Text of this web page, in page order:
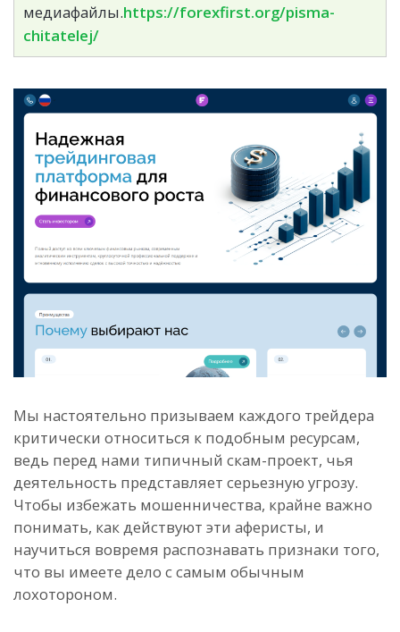
медиафайлы.https://forexfirst.org/pisma-
chitatelej/
Мы настоятельно призываем каждого трейдера
критически относиться к подобным ресурсам,
ведь перед нами типичный скам-проект, чья
деятельность представляет серьезную угрозу.
Чтобы избежать мошенничества, крайне важно
понимать, как действуют эти аферисты, и
научиться вовремя распознавать признаки того,
что вы имеете дело с самым обычным
лохотороном.